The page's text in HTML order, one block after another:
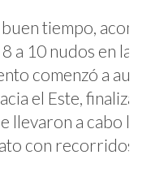
tiempo,
a 10 nudos en la
comenzó a
el Este,
llevaron a cabo
con recorridos